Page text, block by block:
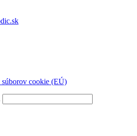
súborov cookie (EÚ)